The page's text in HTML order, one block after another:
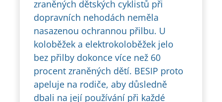
zraněných dětských cyklistů při
dopravních nehodách neměla
nasazenou ochrannou přilbu. U
koloběžek a elektrokoloběžek jelo
bez přilby dokonce více než 60
procent zraněných dětí. BESIP proto
apeluje na rodiče, aby důsledně
dbali na její používání při každé